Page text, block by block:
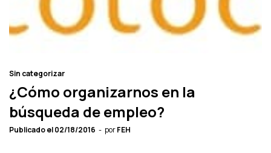
Sin categorizar
¿Cómo organizarnos en la
búsqueda de empleo?
Publicado el02/18/2016 porFEH